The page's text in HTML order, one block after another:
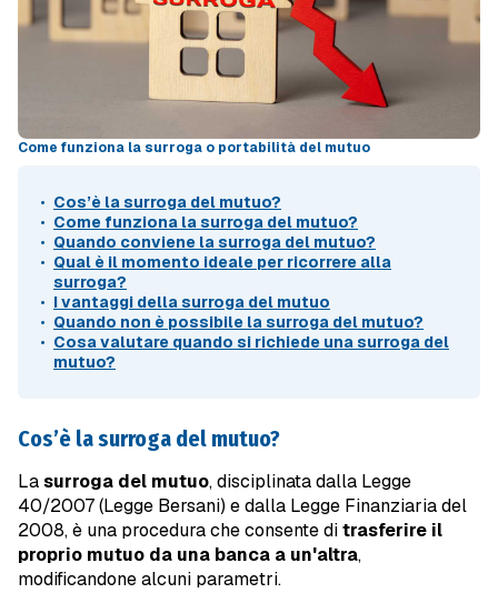
Come funziona la surroga o portabilità del mutuo
Cos’è la surroga del mutuo?
Come funziona la surroga del mutuo?
Quando conviene la surroga del mutuo?
Qual è il momento ideale per ricorrere alla
surroga?
I vantaggi della surroga del mutuo
Quando non è possibile la surroga del mutuo?
Cosa valutare quando si richiede una surroga del
mutuo?
Cos’è la surroga del mutuo?
Lasurroga del mutuo, disciplinata dalla Legge
40/2007 (Legge Bersani) e dalla Legge Finanziaria del
2008, è una procedura che consente ditrasferire il
proprio mutuo da una banca a un'altra,
modificandone alcuni parametri.